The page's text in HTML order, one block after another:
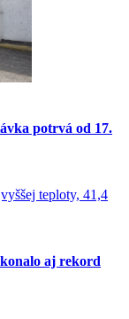
potrvá od 17.
aj rekord